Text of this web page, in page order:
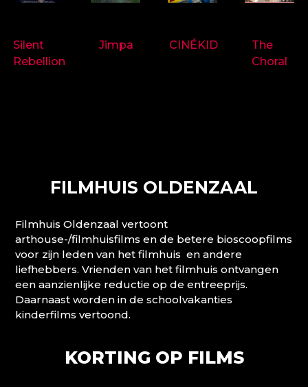
Silent
Rebellion
Jimpa CINÉKID
The
Choral
FILMHUIS OLDENZAAL
Filmhuis Oldenzaal vertoont
arthouse-/filmhuisfilms en de betere bioscoopfilms
voor zijn leden van het filmhuis en andere
liefhebbers. Vrienden van het filmhuis ontvangen
een aanzienlijke reductie op de entreeprijs.
Daarnaast worden in de schoolvakanties
kinderfilms vertoond.
KORTING OP FILMS